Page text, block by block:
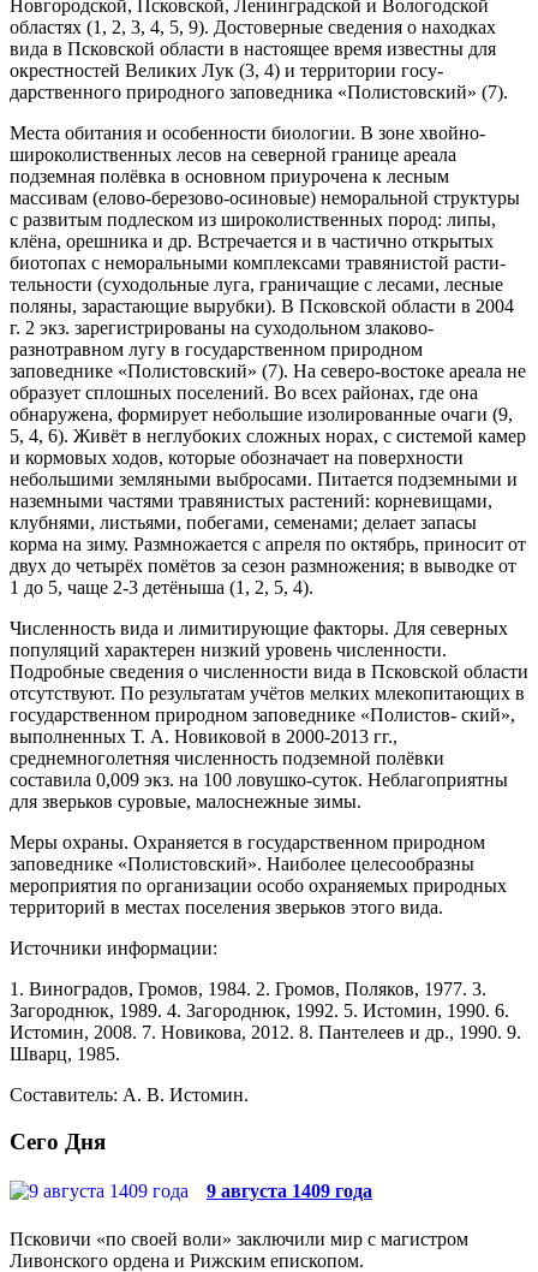
Новгородской, Псков­ской, Ленинградской и Вологодской
областях (1, 2, 3, 4, 5, 9). Достоверные сведения о находках
вида в Псковской области в настоящее время известны для
окрестностей Великих Лук (3, 4) и территории госу­
дарственного природного заповедника «Полистов­ский» (7).
Места обитания и особенности биологии. В зоне хвойно-
широколиственных лесов на северной границе ареала
подземная полёвка в основном при­урочена к лесным
массивам (елово-березово-осино­вые) неморальной структуры
с развитым подлеском из широколиственных пород: липы,
клёна, орешника и др. Встречается и в частично открытых
биотопах с неморальными комплексами травянистой расти­
тельности (суходольные луга, граничащие с лесами, лесные
поляны, зарастающие вырубки). В Псковской области в 2004
г. 2 экз. зарегистрированы на сухо­дольном злаково-
разнотравном лугу в государствен­ном природном
заповеднике «Полистовский» (7). На северо-востоке ареала не
образует сплошных поселе­ний. Во всех районах, где она
обнаружена, формиру­ет небольшие изолированные очаги (9,
5, 4, 6). Жи­вёт в неглубоких сложных норах, с системой камер
и кормовых ходов, которые обозначает на поверхности
небольшими земляными выбросами. Питается под­земными и
наземными частями травянистых расте­ний: корневищами,
клубнями, листьями, побегами, семенами; делает запасы
корма на зиму. Размножает­ся с апреля по октябрь, приносит от
двух до четырёх помётов за сезон размножения; в выводке от
1 до 5, чаще 2-3 детёныша (1, 2, 5, 4).
Численность вида и лимитирую­щие факторы. Для северных
популяций характерен низкий уровень численности.
Подробные сведения о численности вида в Псковской области
отсутству­ют. По результатам учётов мелких млекопитающих в
государственном природном заповеднике «Полистов- ский»,
выполненных Т. А. Новиковой в 2000-2013 гг.,
среднемноголетняя численность подземной полёвки
составила 0,009 экз. на 100 ловушко-суток. Неблаго­приятны
для зверьков суровые, малоснежные зимы.
Меры охраны. Охраняется в государственном природном
заповеднике «Полистовский». Наиболее целесообразны
мероприятия по организации особо охраняемых природных
территорий в местах поселе­ния зверьков этого вида.
Источники информации:
1. Виноградов, Громов, 1984. 2. Громов, Поляков, 1977. 3.
Загороднюк, 1989. 4. Загороднюк, 1992. 5. Исто­мин, 1990. 6.
Истомин, 2008. 7. Новикова, 2012. 8. Панте­леев и др., 1990. 9.
Шварц, 1985.
Составитель: А. В. Истомин.
Сего Дня
9 августа 1409 года
Псковичи «по своей воли» заключили мир с магистром
Ливонского ордена и Рижским епископом.